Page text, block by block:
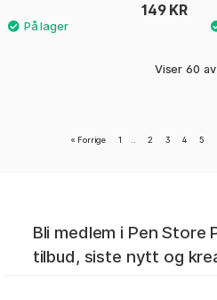
149 KR
Viser 60 av
« Forrige 1 2 3 4 5
Bli medlem i Pen Store
tilbud, siste nytt og